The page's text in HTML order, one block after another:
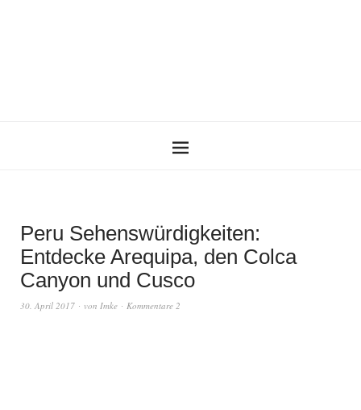
Peru Sehenswürdigkeiten:
Entdecke Arequipa, den Colca
Canyon und Cusco
30. April 2017 von Imke Kommentare 2